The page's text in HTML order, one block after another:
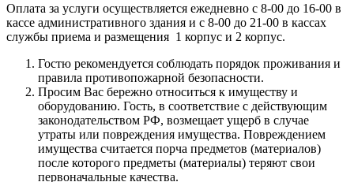
Оплата за услуги осуществляется ежедневно с 8-00 до 16-00 в
кассе административного здания и с 8-00 до 21-00 в кассах
службы приема и размещения 1 корпус и 2 корпус.
Гостю рекомендуется соблюдать порядок проживания и
правила противопожарной безопасности.
Просим Вас бережно относиться к имуществу и
оборудованию. Гость, в соответствие с действующим
законодательством РФ, возмещает ущерб в случае
утраты или повреждения имущества. Повреждением
имущества считается порча предметов (материалов)
после которого предметы (материалы) теряют свои
первоначальные качества.